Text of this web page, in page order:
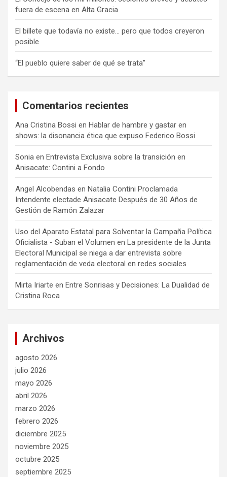
fuera de escena en Alta Gracia
El billete que todavía no existe… pero que todos creyeron
posible
“El pueblo quiere saber de qué se trata”
Comentarios recientes
Ana Cristina Bossi en Hablar de hambre y gastar en
shows: la disonancia ética que expuso Federico Bossi
Sonia en Entrevista Exclusiva sobre la transición en
Anisacate: Contini a Fondo
Angel Alcobendas en Natalia Contini Proclamada
Intendente electade Anisacate Después de 30 Años de
Gestión de Ramón Zalazar
Uso del Aparato Estatal para Solventar la Campaña Política
Oficialista - Suban el Volumen en La presidente de la Junta
Electoral Municipal se niega a dar entrevista sobre
reglamentación de veda electoral en redes sociales
Mirta Iriarte en Entre Sonrisas y Decisiones: La Dualidad de
Cristina Roca
Archivos
agosto 2026
julio 2026
mayo 2026
abril 2026
marzo 2026
febrero 2026
diciembre 2025
noviembre 2025
octubre 2025
septiembre 2025